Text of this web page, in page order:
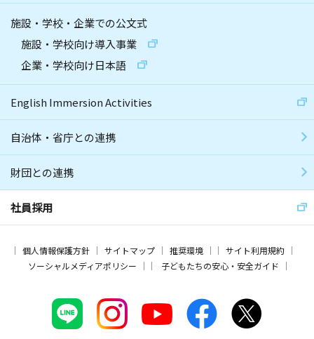
施設・学校・企業での公文式
施設・学校向け導入事業
企業・学校向け日本語
English Immersion Activities
自治体・省庁との連携
財団との連携
社員採用
個人情報保護方針 サイトマップ 推奨環境
サイト利用規約
ソーシャルメディアポリシー
子どもたちの安心・安全ガイド